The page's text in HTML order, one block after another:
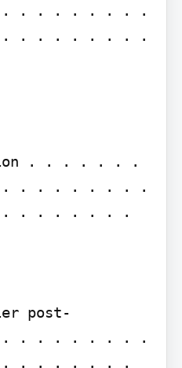
. . . . . . . .
. . . . . . . .
. . . . . . .
. . . . . . . .
. . . . . . .
post-
. . . . . . . . . .
. . . . . . .